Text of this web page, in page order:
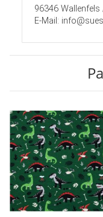
96346
E-Mail: